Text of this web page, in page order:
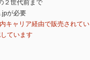
２世代前まで
が必要
ャリア経由で販売されてい
ています